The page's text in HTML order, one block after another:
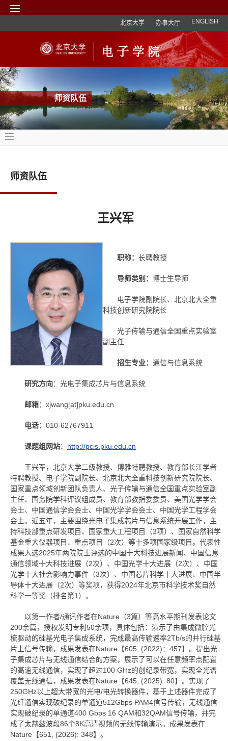
北京大学 办事大厅 ENGLISH
师资队伍
师资队伍
王兴军
职称： 长聘教授
导师类别： 博士生导师
电子学院副院长、北京北大全重
科技创新研究院院长
光子传输与通信全国重点实验室
副主任
招生专业： 通信与信息系统
研究方向：光电子集成芯片与信息系统
邮箱：xjwang[at]pku.edu.cn
电话：010-62767911
课题组网站： http://pcis.pku.edu.cn
王兴军，北京大学二级教授、博雅特聘教授、教育部长江学者
特聘教授、电子学院副院长、北京北大全重科技创新研究院院长、
国家重点领域创新团队负责人、光子传输与通信全国重点实验室副
主任、国务院学科评议组成员、教育部教指委委员、美国光学学会
会士、中国通信学会会士、中国光学学会会士、中国光学工程学会
会士。近五年，主要围绕光电子集成芯片与信息系统开展工作，主
持科技部重点研发项目、国家重大工程项目（3项）、国家自然科学
基金重大仪器项目、重点项目（2次）等十多项国家级项目。代表性
成果入选2025年两院院士评选的中国十大科技进展新闻、中国信息
通信领域十大科技进展（2次）、中国光学十大进展（2次）、中国
光学十大社会影响力事件（3次）、中国芯片科学十大进展、中国半
导体十大进展（2次）等奖项，获得2024年北京市科学技术奖自然
科学一等奖（排名第1）。
以第一作者/通讯作者在Nature（3篇）等高水平期刊发表论文
200余篇，授权发明专利50余项，具体包括：演示了由集成微腔光
梳驱动的硅基光电子集成系统，完成最高传输速率2Tb/s的并行硅基
片上信号传输，成果发表在Nature【605, (2022)：457】。提出光
子集成芯片与无线通信结合的方案，展示了可以在任意频率点配置
的高速无线通信，实现了超过100 GHz的创纪录带宽，实现全光谱
覆盖无线通信，成果发表在Nature【645, (2025): 80】。实现了
250GHz以上超大带宽的光电/电光转换器件，基于上述器件完成了
光纤通信实现破纪录的单通道512Gbps PAM4信号传输，无线通信
实现破纪录的单通道400 Gbps 16 QAM和32QAM信号传输，并完
成了太赫兹波段86个8K高清视频的无线传输演示。成果发表在
Nature【651, (2026): 348】。